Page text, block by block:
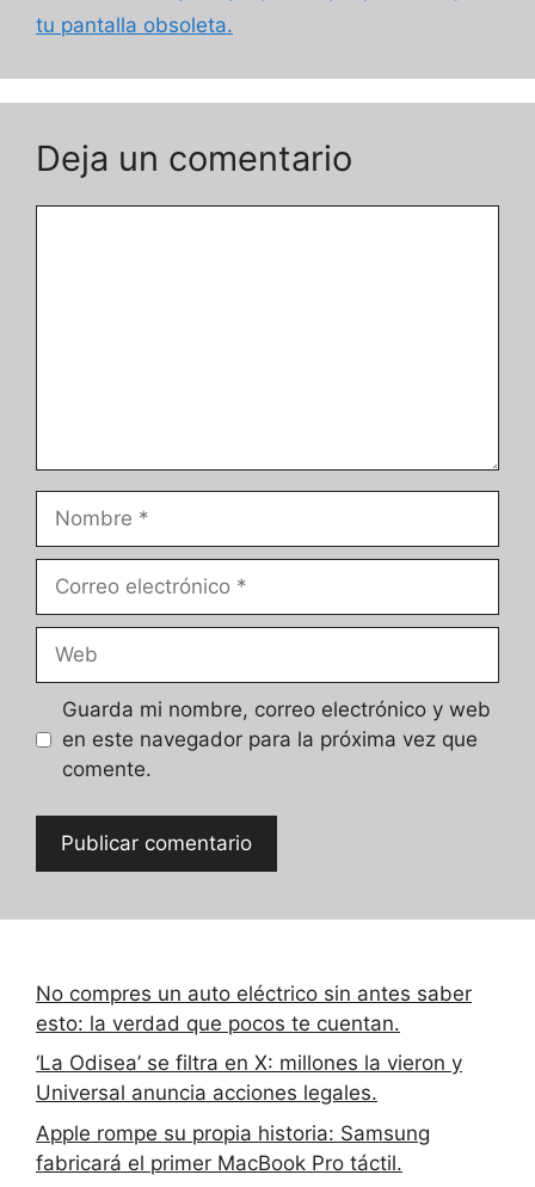
tu pantalla obsoleta.
Deja un comentario
Nombre
Correo
Web
Guarda mi nombre, correo electrónico y web
en este navegador para la próxima vez que
comente.
No compres un auto eléctrico sin antes saber
esto: la verdad que pocos te cuentan.
‘La Odisea’ se filtra en X: millones la vieron y
Universal anuncia acciones legales.
Apple rompe su propia historia: Samsung
fabricará el primer MacBook Pro táctil.